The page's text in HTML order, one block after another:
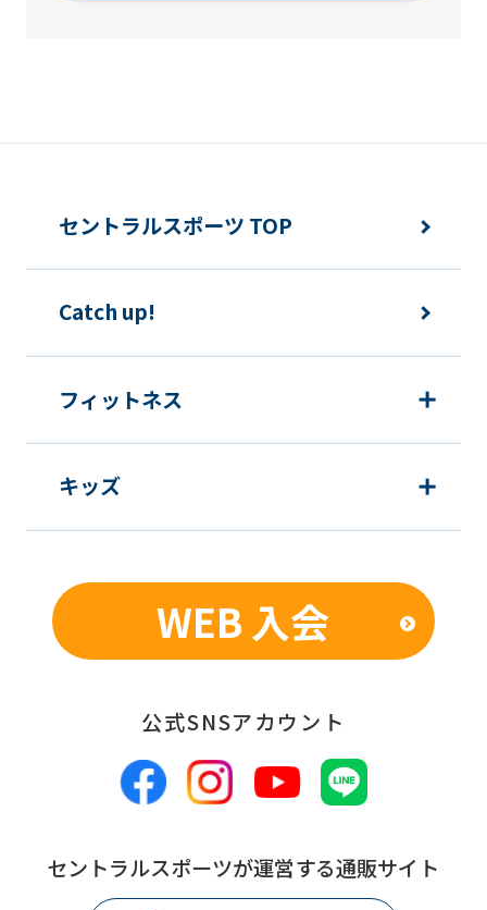
ask
that
understand
before
service.
Automatic
セントラルスポーツ TOP
Catch up!
フィットネス
キッズ
WEB 入会
公式SNSアカウント
セントラルスポーツが運営する通販サイト